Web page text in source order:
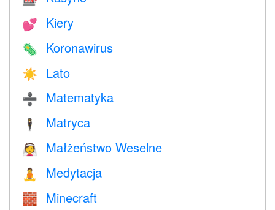
💕 Kiery
🦠 Koronawirus
☀️ Lato
➗ Matematyka
🕴️ Matryca
👰 Małżeństwo Weselne
🧘 Medytacja
🧱 Minecraft